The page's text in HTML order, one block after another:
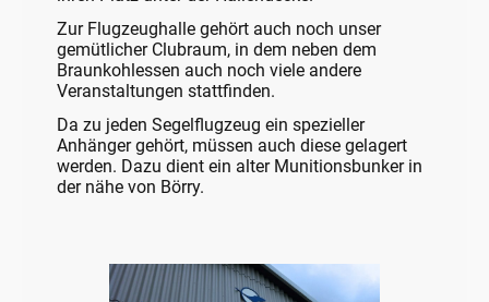
Zur Flugzeughalle gehört auch noch unser
gemütlicher Clubraum, in dem neben dem
Braunkohlessen auch noch viele andere
Veranstaltungen stattfinden.
Da zu jeden Segelflugzeug ein spezieller
Anhänger gehört, müssen auch diese gelagert
werden. Dazu dient ein alter Munitionsbunker in
der nähe von Börry.